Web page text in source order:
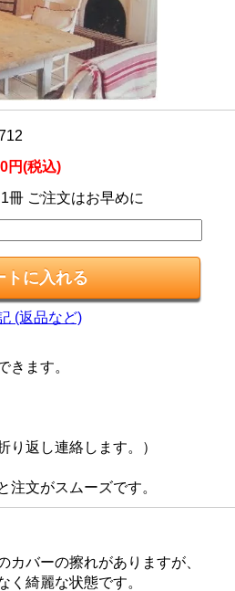
円(税込)
冊 ご注文はお早めに
(返品など)
きます。
り返し連絡します。）
注文がスムーズです。
カバーの擦れがありますが、
く綺麗な状態です。